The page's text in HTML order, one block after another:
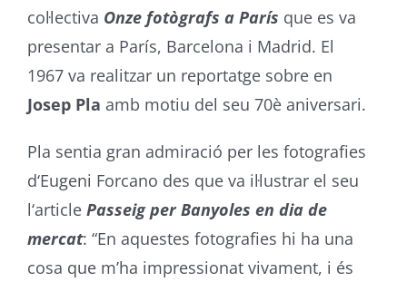
col·lectiva Onze fotògrafs a París que es va
presentar a París, Barcelona i Madrid. El
1967 va realitzar un reportatge sobre en
Josep Pla amb motiu del seu 70è aniversari.
Pla sentia gran admiració per les fotografies
d‘Eugeni Forcano des que va il·lustrar el seu
l‘article Passeig per Banyoles en dia de
mercat: “En aquestes fotografies hi ha una
cosa que m’ha impressionat vivament, i és